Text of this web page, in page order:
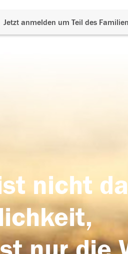
Jetzt anmelden um Teil des
nicht